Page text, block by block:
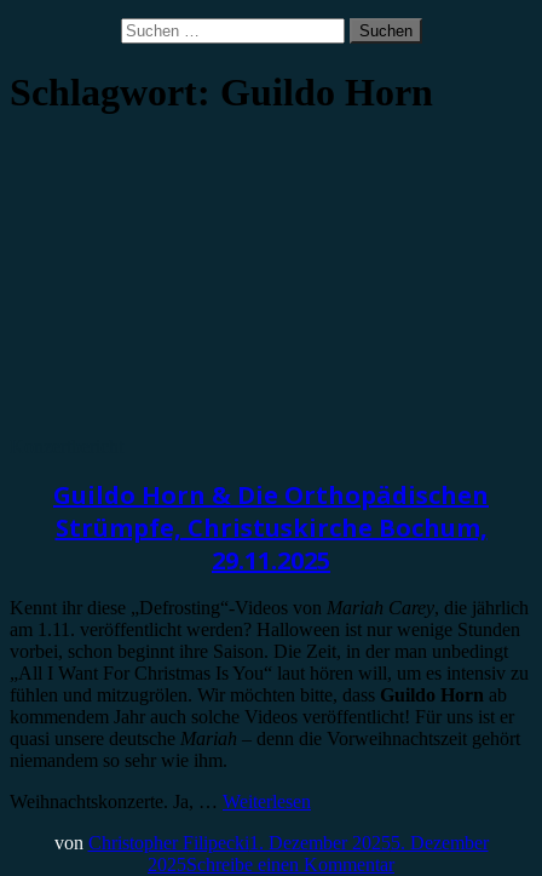
Suchen
nach:
Schlagwort: Guildo Horn
Guildo Horn & Die Orthopädischen
Strümpfe, Christuskirche Bochum,
29.11.2025
Kennt ihr diese „Defrosting“-Videos von Mariah Carey, die jährlich
am 1.11. veröffentlicht werden? Halloween ist nur wenige Stunden
vorbei, schon beginnt ihre Saison. Die Zeit, in der man unbedingt
„All I Want For Christmas Is You“ laut hören will, um es intensiv zu
fühlen und mitzugrölen. Wir möchten bitte, dass Guildo Horn ab
kommendem Jahr auch solche Videos veröffentlicht! Für uns ist er
quasi unsere deutsche Mariah – denn die Vorweihnachtszeit gehört
niemandem so sehr wie ihm.
Weihnachtskonzerte. Ja, … Weiterlesen
von Christopher Filipecki1. Dezember 20255. Dezember
2025Schreibe einen Kommentar